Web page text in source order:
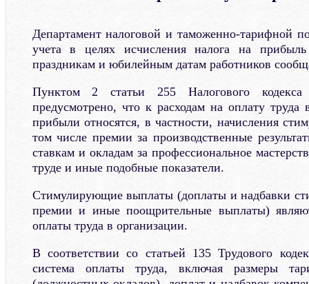
Департамент налоговой и таможенно-тарифной
учета в целях исчисления налога на
праздникам и юбилейным датам работников
Пунктом 2 статьи 255 Налогового
предусмотрено, что к расходам на оплату труда
прибыли относятся, в частности, начисления
том числе премии за производственные
ставкам и окладам за профессиональное
труде и иные подобные показатели.
Стимулирующие выплаты (доплаты и надбавки
премии и иные поощрительные выплаты)
оплаты труда в организации.
В соответствии со статьей 135 Трудового
система оплаты труда, включая размеры